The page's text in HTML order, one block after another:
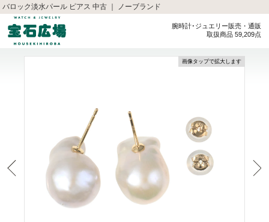
バロック淡水パール ピアス 中古 ｜ ノーブランド
腕時計･ジュエリー販売・通販
取扱商品 59,209点
画像タップで拡大します